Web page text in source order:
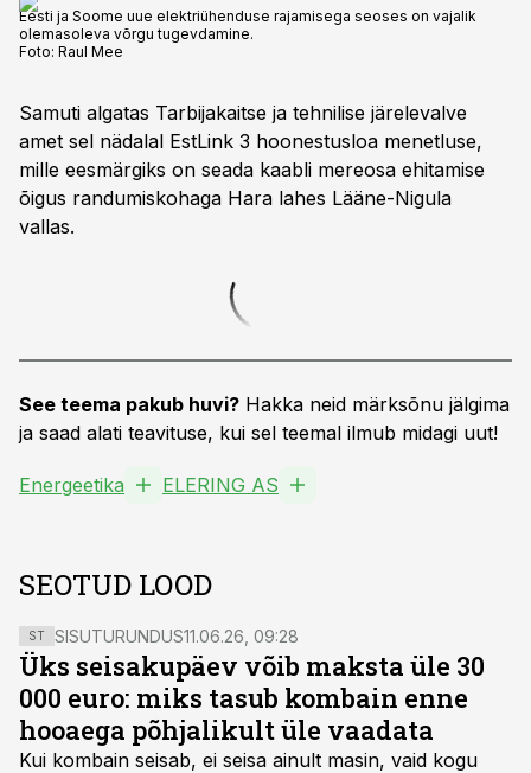
Eesti ja Soome uue elektriühenduse rajamisega seoses on vajalik
olemasoleva võrgu tugevdamine.
Foto: Raul Mee
Samuti algatas Tarbijakaitse ja tehnilise järelevalve
amet sel nädalal EstLink 3 hoonestusloa menetluse,
mille eesmärgiks on seada kaabli mereosa ehitamise
õigus randumiskohaga Hara lahes Lääne-Nigula
vallas.
See teema pakub huvi? Hakka neid märksõnu jälgima
ja saad alati teavituse, kui sel teemal ilmub midagi uut!
Energeetika ELERING AS
SEOTUD LOOD
ST SISUTURUNDUS11.06.26, 09:28
Üks seisakupäev võib maksta üle 30
000 euro: miks tasub kombain enne
hooaega põhjalikult üle vaadata
Kui kombain seisab, ei seisa ainult masin, vaid kogu